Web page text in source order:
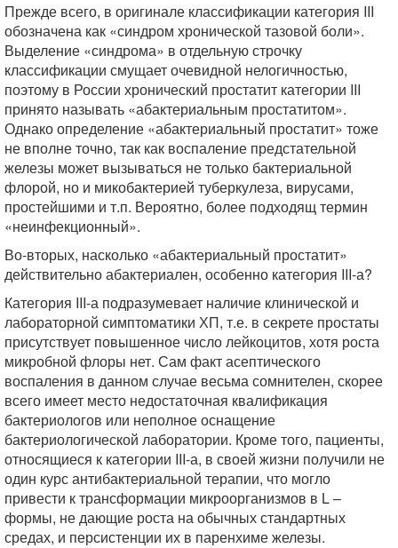
Прежде всего, в оригинале классификации категория III
обозначена как «синдром хронической тазовой боли».
Выделение «синдрома» в отдельную строчку
классификации смущает очевидной нелогичностью,
поэтому в России хронический простатит категории III
принято называть «абактериальным простатитом».
Однако определение «абактериальный простатит» тоже
не вполне точно, так как воспаление предстательной
железы может вызываться не только бактериальной
флорой, но и микобактерией туберкулеза, вирусами,
простейшими и т.п. Вероятно, более подходящ термин
«неинфекционный».
Во-вторых, насколько «абактериальный простатит»
действительно абактериален, особенно категория III-а?
Категория III-а подразумевает наличие клинической и
лабораторной симптоматики ХП, т.е. в секрете простаты
присутствует повышенное число лейкоцитов, хотя роста
микробной флоры нет. Сам факт асептического
воспаления в данном случае весьма сомнителен, скорее
всего имеет место недостаточная квалификация
бактериологов или неполное оснащение
бактериологической лаборатории. Кроме того, пациенты,
относящиеся к категории III-а, в своей жизни получили не
один курс антибактериальной терапии, что могло
привести к трансформации микроорганизмов в L –
формы, не дающие роста на обычных стандартных
средах, и персистенции их в паренхиме железы.